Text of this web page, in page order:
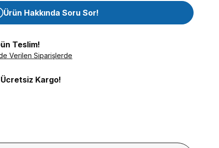
Ürün Hakkında Soru Sor!
Teslim!
Verilen Siparişlerde
Kargo!